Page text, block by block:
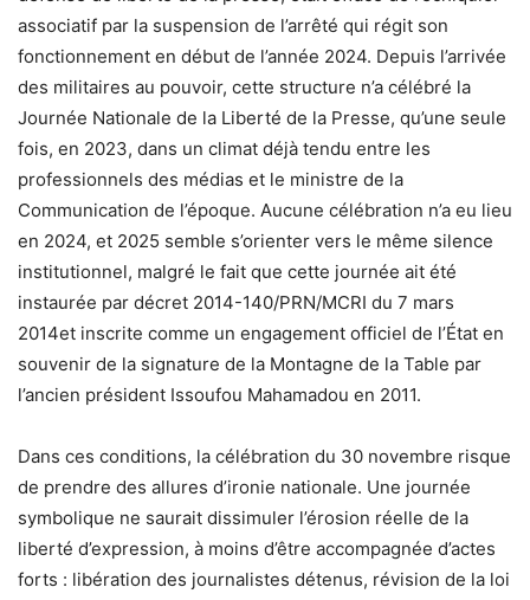
associatif par la suspension de l’arrêté qui régit son
fonctionnement en début de l’année 2024. Depuis l’arrivée
des militaires au pouvoir, cette structure n’a célébré la
Journée Nationale de la Liberté de la Presse, qu’une seule
fois, en 2023, dans un climat déjà tendu entre les
professionnels des médias et le ministre de la
Communication de l’époque. Aucune célébration n’a eu lieu
en 2024, et 2025 semble s’orienter vers le même silence
institutionnel, malgré le fait que cette journée ait été
instaurée par décret 2014-140/PRN/MCRI du 7 mars
2014et inscrite comme un engagement officiel de l’État en
souvenir de la signature de la Montagne de la Table par
l’ancien président Issoufou Mahamadou en 2011.
Dans ces conditions, la célébration du 30 novembre risque
de prendre des allures d’ironie nationale. Une journée
symbolique ne saurait dissimuler l’érosion réelle de la
liberté d’expression, à moins d’être accompagnée d’actes
forts : libération des journalistes détenus, révision de la loi